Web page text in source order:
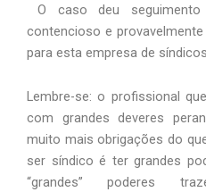
O caso deu seguimento
contencioso e
para esta empresa de
Lembre-se: o profissional
com grandes deveres
muito mais obrigações do
ser síndico é ter grandes
“grandes” poderes